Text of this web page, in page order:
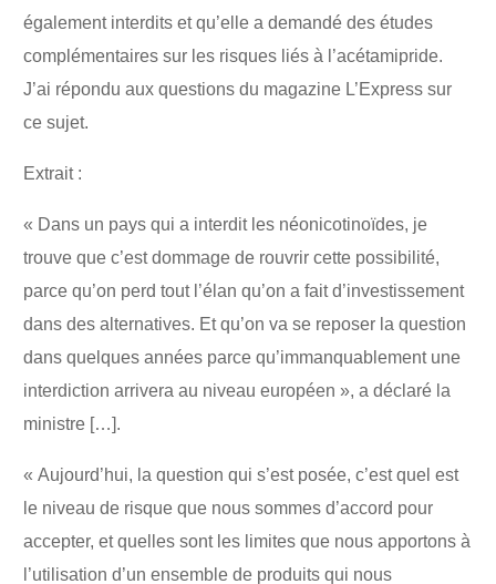
également interdits et qu’elle a demandé des études
complémentaires sur les risques liés à l’acétamipride.
J’ai répondu aux questions du magazine L’Express sur
ce sujet.
Extrait :
« Dans un pays qui a interdit les néonicotinoïdes, je
trouve que c’est dommage de rouvrir cette possibilité,
parce qu’on perd tout l’élan qu’on a fait d’investissement
dans des alternatives. Et qu’on va se reposer la question
dans quelques années parce qu’immanquablement une
interdiction arrivera au niveau européen », a déclaré la
ministre […].
« Aujourd’hui, la question qui s’est posée, c’est quel est
le niveau de risque que nous sommes d’accord pour
accepter, et quelles sont les limites que nous apportons à
l’utilisation d’un ensemble de produits qui nous